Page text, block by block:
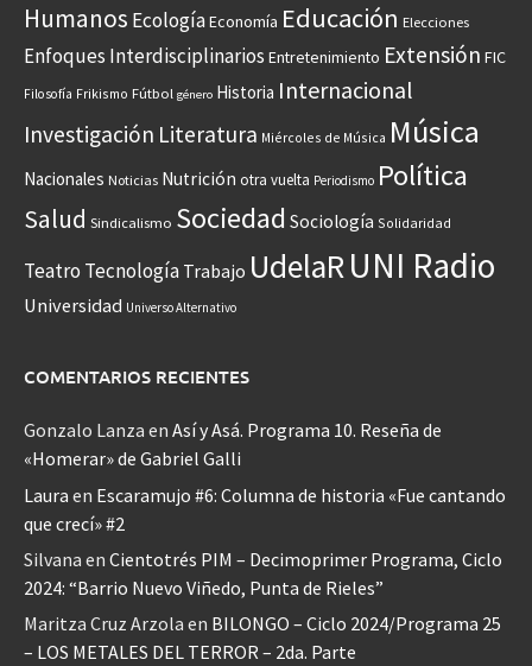
Humanos EcologíaEconomía Educación Elecciones
Enfoques Interdisciplinarios Entretenimiento Extensión FIC
Filosofía Frikismo Fútbol género Historia Internacional
Investigación Literatura Miércoles de Música Música
Nacionales Noticias Nutrición otra vuelta Periodismo Política
Salud Sindicalismo Sociedad Sociología Solidaridad
Teatro Tecnología Trabajo UdelaRUNI Radio
Universidad Universo Alternativo
COMENTARIOS RECIENTES
Gonzalo Lanza en Así y Asá. Programa 10. Reseña de
«Homerar» de Gabriel Galli
Laura en Escaramujo #6: Columna de historia «Fue cantando
que crecí» #2
Silvana en Cientotrés PIM – Decimoprimer Programa, Ciclo
2024: “Barrio Nuevo Viñedo, Punta de Rieles”
Maritza Cruz Arzola en BILONGO – Ciclo 2024/Programa 25
– LOS METALES DEL TERROR – 2da. Parte